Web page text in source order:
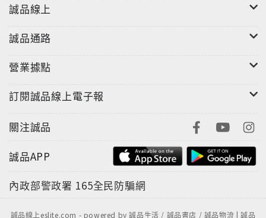
誠品線上
誠品通路
營業據點
訂閱誠品線上電子報
關注誠品
誠品APP
內政部警政署 165全民防騙網
誠品線上eslite.com - powered by 誠品生活 / 誠品書店 / 誠品物流 | 誠品